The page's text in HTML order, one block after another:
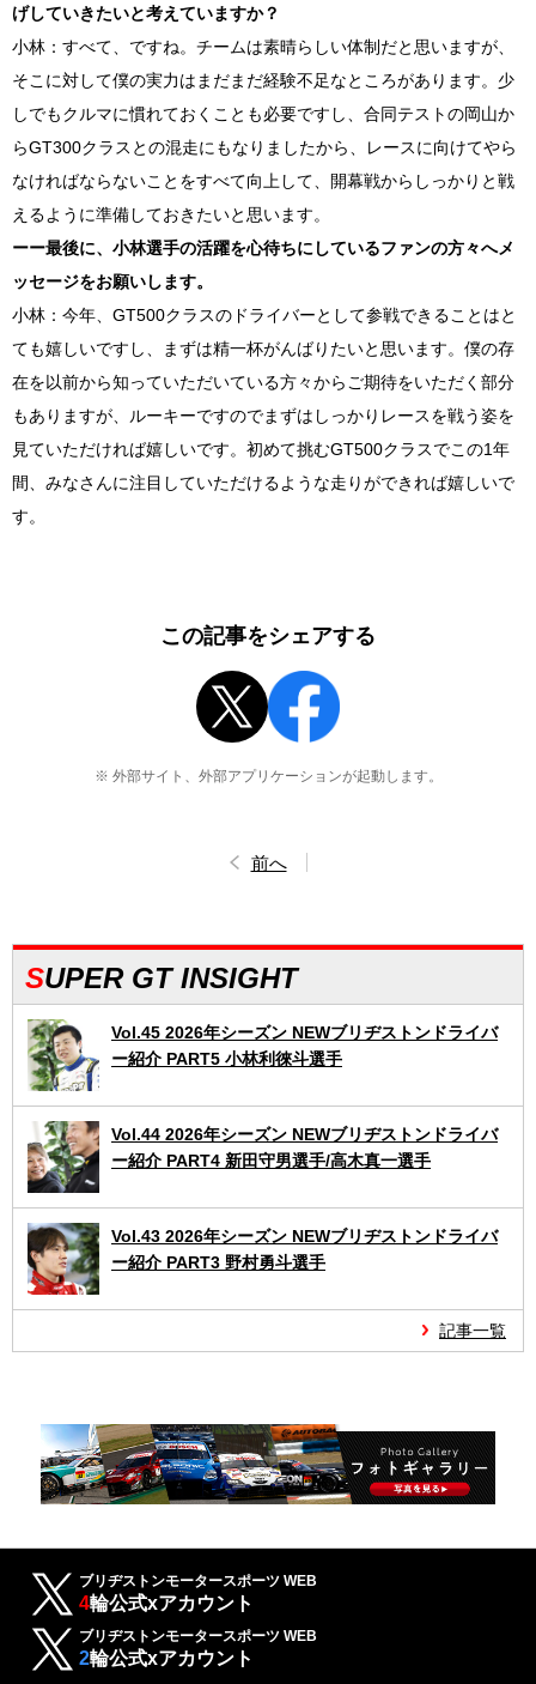
げしていきたいと考えていますか？
小林：すべて、ですね。チームは素晴らしい体制だと思いますが、
そこに対して僕の実力はまだまだ経験不足なところがあります。少
しでもクルマに慣れておくことも必要ですし、合同テストの岡山か
らGT300クラスとの混走にもなりましたから、レースに向けてやら
なければならないことをすべて向上して、開幕戦からしっかりと戦
えるように準備しておきたいと思います。
ーー最後に、小林選手の活躍を心待ちにしているファンの方々へメ
ッセージをお願いします。
小林：今年、 GT500クラスのドライバーとして参戦できることはと
ても嬉しいですし、まずは精一杯がんばりたいと思います。僕の存
在を以前から知っていただいている方々からご期待をいただく部分
もありますが、ルーキーですのでまずはしっかりレースを戦う姿を
見ていただければ嬉しいです。初めて挑むGT500クラスでこの1年
間、みなさんに注目していただけるような走りができれば嬉しいで
す。
この記事をシェアする
※ 外部サイト、外部アプリケーションが起動します。
前へ
SUPER GT INSIGHT
Vol.45 2026年シーズン NEWブリヂストンドライバ
ー紹介 PART5 小林利徠斗選手
Vol.44 2026年シーズン NEWブリヂストンドライバ
ー紹介 PART4 新田守男選手/高木真一選手
Vol.43 2026年シーズン NEWブリヂストンドライバ
ー紹介 PART3 野村勇斗選手
記事一覧
ブリヂストンモータースポーツ WEB
4輪公式xアカウント
ブリヂストンモータースポーツ WEB
2輪公式xアカウント